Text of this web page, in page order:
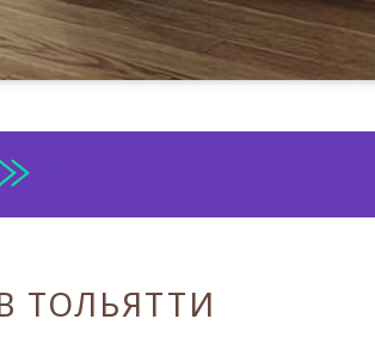
ТОЛЬЯТТИ